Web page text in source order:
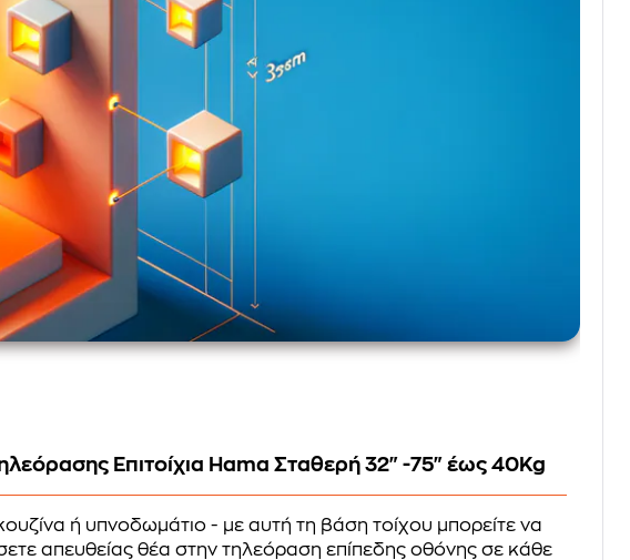
Επιτοίχια Hama Σταθερή 32" -75" έως 40Kg
ή υπνοδωμάτιο - με αυτή τη βάση τοίχου μπορείτε να
απευθείας θέα στην τηλεόραση επίπεδης οθόνης σε κάθε